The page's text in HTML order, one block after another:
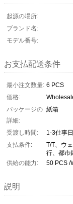
起源の場所:
ブランド名:
モデル番号:
お支払配送条件
最小注文数量: 6 PCS
価格:
パッケージの
詳細:
紙箱
受渡し時間:
1-3仕事日
支払条件:
T/T、ウ
行、都市
供給の能力:
50 PCS /
説明